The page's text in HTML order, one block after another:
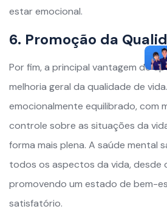
estar emocional.
6. Promoção da
Por fim, a principal vantagem do
melhoria geral da qualidade de
emocionalmente equilibrado, com
controle sobre as situações da
forma mais plena. A saúde mental
todos os aspectos da vida, desde
promovendo um estado de bem-
satisfatório.